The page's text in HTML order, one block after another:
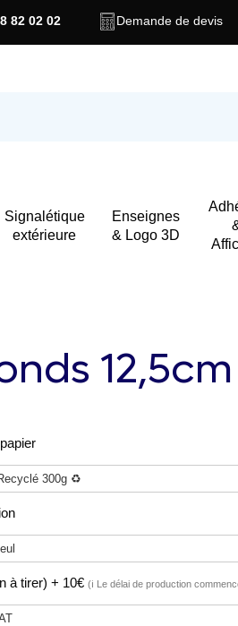
82 02 02 Demande de devis
Signalétique
extérieure
Enseignes
& Logo 3D
12,5cm
300g ♻️
à tirer) + 10€ (ℹ️ Le délai de production